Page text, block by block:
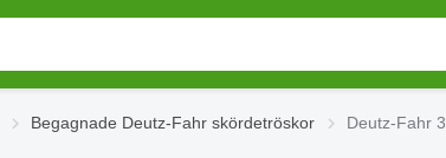
Begagnade Deutz-Fahr skördetröskor Deutz-Fahr